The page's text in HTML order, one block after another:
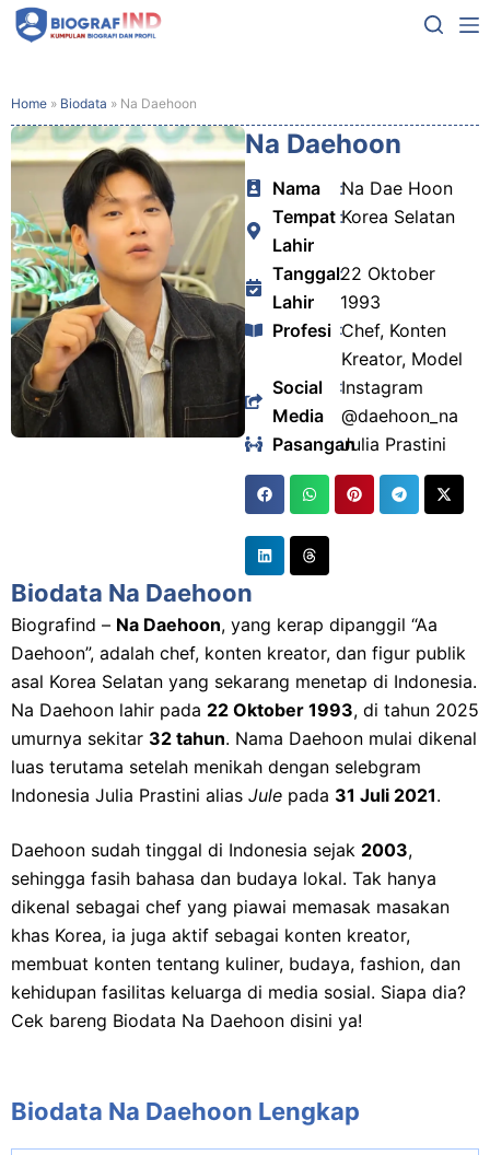
Home » Biodata » Na Daehoon
Na Daehoon
Nama :Na Dae Hoon
Tempat
Lahir
:Korea Selatan
Tanggal
Lahir
:22 Oktober
1993
Profesi :Chef, Konten
Kreator, Model
Social
Media
:Instagram
@daehoon_na
Pasangan
:Julia Prastini
Biodata Na Daehoon
Biografind – Na Daehoon, yang kerap dipanggil “Aa
Daehoon”, adalah chef, konten kreator, dan figur publik
asal Korea Selatan yang sekarang menetap di Indonesia.
Na Daehoon lahir pada 22 Oktober 1993, di tahun 2025
umurnya sekitar 32 tahun. Nama Daehoon mulai dikenal
luas terutama setelah menikah dengan selebgram
Indonesia Julia Prastini alias Jule pada 31 Juli 2021.
Daehoon sudah tinggal di Indonesia sejak 2003,
sehingga fasih bahasa dan budaya lokal. Tak hanya
dikenal sebagai chef yang piawai memasak masakan
khas Korea, ia juga aktif sebagai konten kreator,
membuat konten tentang kuliner, budaya, fashion, dan
kehidupan fasilitas keluarga di media sosial. Siapa dia?
Cek bareng Biodata Na Daehoon disini ya!
Biodata Na Daehoon Lengkap